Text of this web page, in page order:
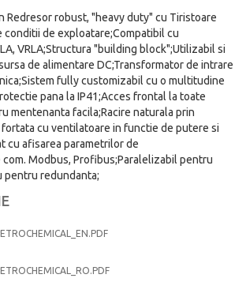
Redresor robust, "heavy duty" cu Tiristoare
conditii de exploatare;Compatibil cu
VRLA;Structura "building block";Utilizabil si
de alimentare DC;Transformator de intrare
fully customizabil cu o multitudine
pana la IP41;Acces frontal la toate
mentenanta facila;Racire naturala prin
cu ventilatoare in functie de putere si
cu afisarea parametrilor de
Modbus, Profibus;Paralelizabil pentru
pentru redundanta;